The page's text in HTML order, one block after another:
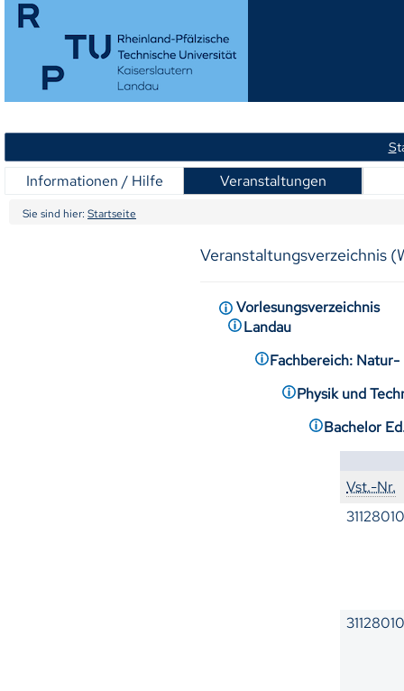
S
Informationen / Hilfe Veranstaltungen
Sie sind hier: Startseite
Veranstaltungsverzeichnis
Vorlesungsverzeichnis
Landau
Fachbereich:
Physik und
Bachelor
Vst.-Nr.